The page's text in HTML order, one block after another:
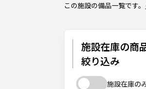
この施設の備品一覧です。
施設在庫の商
絞り込み
施設在庫の